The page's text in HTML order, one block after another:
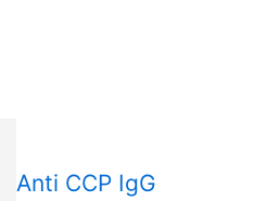
Anti CCP IgG